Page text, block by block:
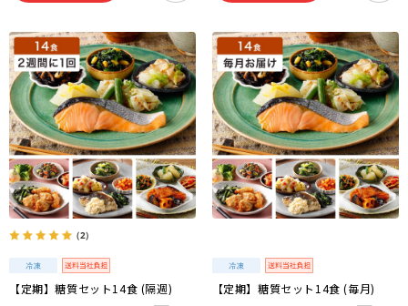
（2）
【定期】糖質セット14食 (隔週) 【定期】糖質セット14食 (毎月)